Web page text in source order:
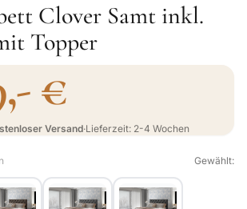
Clover Samt inkl.
Topper
€
Versand·Lieferzeit: 2-4 Wochen
Gewählt: